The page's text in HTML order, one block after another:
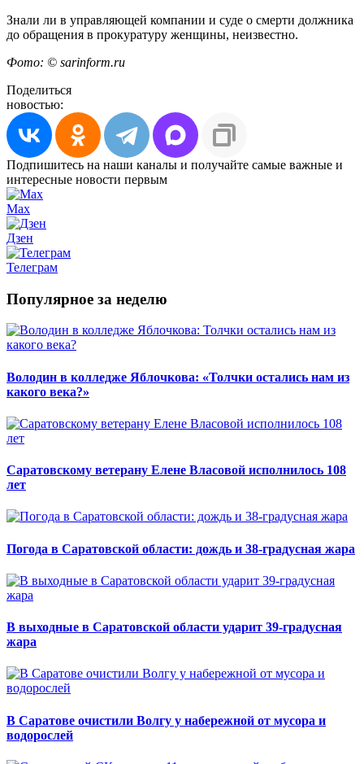
Знали ли в управляющей компании и суде о смерти должника
до обращения в прокуратуру женщины, неизвестно.
Фото: © sarinform.ru
Поделиться
новостью:
Подпишитесь на наши каналы и получайте самые важные и
интересные новости первым
Max
Дзен
Телеграм
Популярное за неделю
Володин в колледже Яблочкова: «Толчки остались нам из
какого века?»
Саратовскому ветерану Елене Власовой исполнилось 108
лет
Погода в Саратовской области: дождь и 38-градусная жара
В выходные в Саратовской области ударит 39-градусная
жара
В Саратове очистили Волгу у набережной от мусора и
водорослей